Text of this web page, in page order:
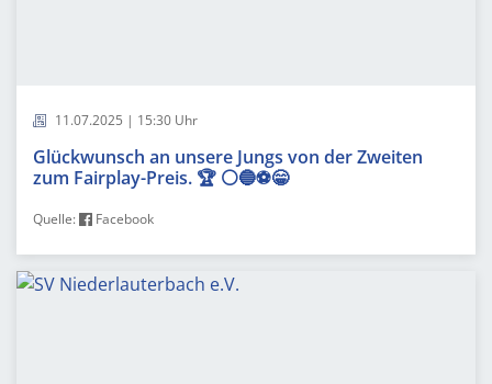
11.07.2025 | 15:30 Uhr
Glückwunsch an unsere Jungs von der Zweiten
zum Fairplay-Preis. 🏆 ⚪️🔵⚽️😁
Quelle: Facebook